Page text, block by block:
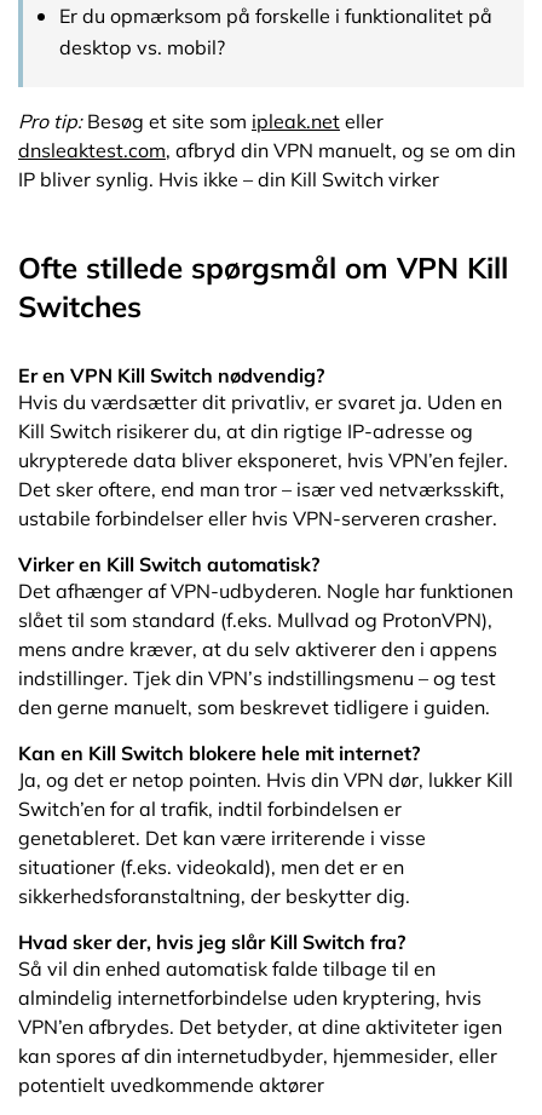
Er du opmærksom på forskelle i funktionalitet på
desktop vs. mobil?
Pro tip:Besøg et site som ipleak.neteller
dnsleaktest.com, afbryd din VPN manuelt, og se om din
IP bliver synlig. Hvis ikke – din Kill Switch virker
Ofte stillede spørgsmål om VPN Kill
Switches
Er en VPN Kill Switch nødvendig?
Hvis du værdsætter dit privatliv, er svaret ja. Uden en
Kill Switch risikerer du, at din rigtige IP-adresse og
ukrypterede data bliver eksponeret, hvis VPN’en fejler.
Det sker oftere, end man tror – især ved netværksskift,
ustabile forbindelser eller hvis VPN-serveren crasher.
Virker en Kill Switch automatisk?
Det afhænger af VPN-udbyderen. Nogle har funktionen
slået til som standard (f.eks. Mullvad og ProtonVPN),
mens andre kræver, at du selv aktiverer den i appens
indstillinger. Tjek din VPN’s indstillingsmenu – og test
den gerne manuelt, som beskrevet tidligere i guiden.
Kan en Kill Switch blokere hele mit internet?
Ja, og det er netop pointen. Hvis din VPN dør, lukker Kill
Switch’en for al trafik, indtil forbindelsen er
genetableret. Det kan være irriterende i visse
situationer (f.eks. videokald), men det er en
sikkerhedsforanstaltning, der beskytter dig.
Hvad sker der, hvis jeg slår Kill Switch fra?
Så vil din enhed automatisk falde tilbage til en
almindelig internetforbindelse uden kryptering, hvis
VPN’en afbrydes. Det betyder, at dine aktiviteter igen
kan spores af din internetudbyder, hjemmesider, eller
potentielt uvedkommende aktører